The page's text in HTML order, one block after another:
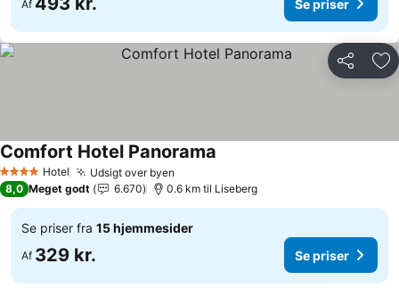
Af Se priser
Del
4 StjernerHotel Udsigt over byen
Comfort Hotel Panorama
8,0 Meget godt 6.670 0.6 km til Liseberg
Se priser fra 15 hjemmesider
Af 329 kr. Se priser